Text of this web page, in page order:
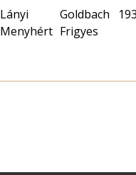
Lányi
Menyhért
Goldbach
Frigyes